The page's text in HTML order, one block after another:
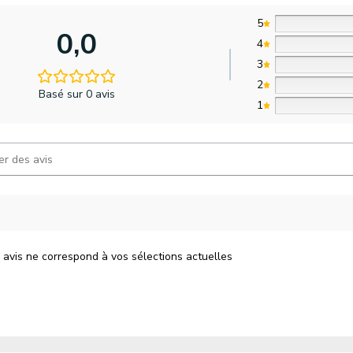
0,0
Basé sur 0 avis
5
4
3
2
1
ne correspond à vos sélections actuelles